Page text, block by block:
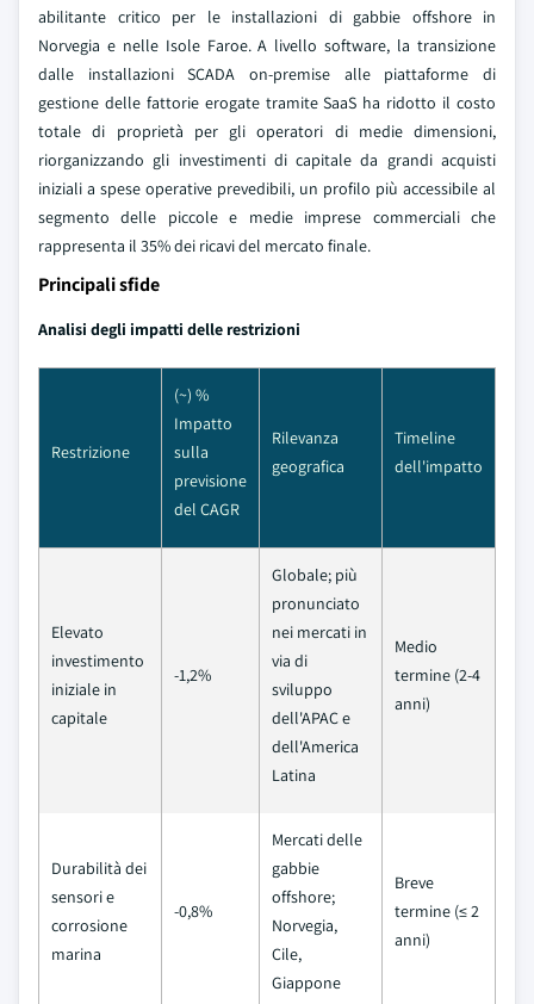
abilitante critico per le installazioni di gabbie offshore in
Norvegia e nelle Isole Faroe. A livello software, la transizione
dalle installazioni SCADA on-premise alle piattaforme di
gestione delle fattorie erogate tramite SaaS ha ridotto il costo
totale di proprietà per gli operatori di medie dimensioni,
riorganizzando gli investimenti di capitale da grandi acquisti
iniziali a spese operative prevedibili, un profilo più accessibile al
segmento delle piccole e medie imprese commerciali che
rappresenta il 35% dei ricavi del mercato finale.
Principali sfide
Analisi degli impatti delle restrizioni
Restrizione
(~) %
Impatto
sulla
previsione
del CAGR
Rilevanza
geografica
Timeline
dell'impatto
Elevato
investimento
iniziale in
capitale
-1,2%
Globale; più
pronunciato
nei mercati in
via di
sviluppo
dell'APAC e
dell'America
Latina
Medio
termine (2-4
anni)
Durabilità dei
sensori e
corrosione
marina
-0,8%
Mercati delle
gabbie
offshore;
Norvegia,
Cile,
Giappone
Breve
termine (≤ 2
anni)